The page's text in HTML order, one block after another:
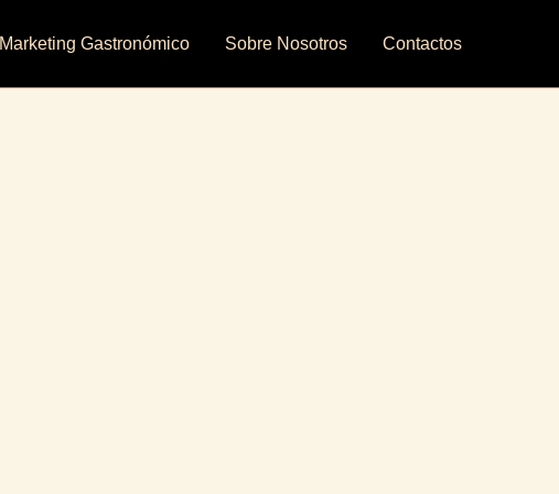
Marketing Gastronómico Sobre Nosotros Contactos